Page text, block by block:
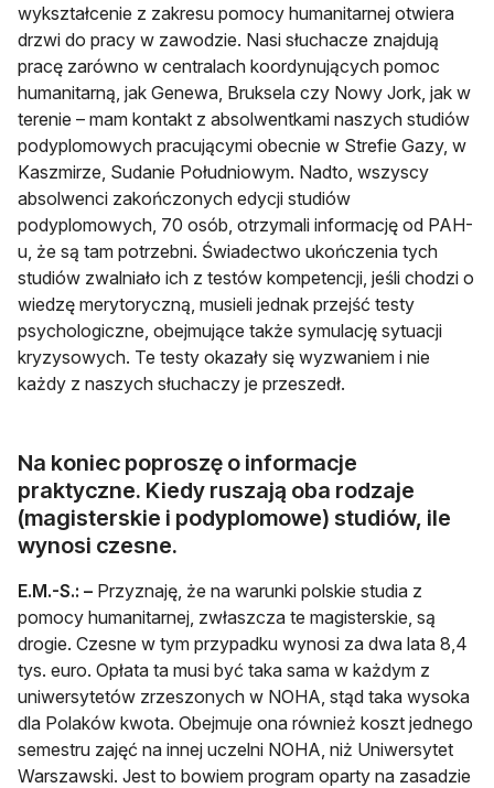
wykształcenie z zakresu pomocy humanitarnej otwiera
drzwi do pracy w zawodzie. Nasi słuchacze znajdują
pracę zarówno w centralach koordynujących pomoc
humanitarną, jak Genewa, Bruksela czy Nowy Jork, jak w
terenie – mam kontakt z absolwentkami naszych studiów
podyplomowych pracującymi obecnie w Strefie Gazy, w
Kaszmirze, Sudanie Południowym. Nadto, wszyscy
absolwenci zakończonych edycji studiów
podyplomowych, 70 osób, otrzymali informację od PAH-
u, że są tam potrzebni. Świadectwo ukończenia tych
studiów zwalniało ich z testów kompetencji, jeśli chodzi o
wiedzę merytoryczną, musieli jednak przejść testy
psychologiczne, obejmujące także symulację sytuacji
kryzysowych. Te testy okazały się wyzwaniem i nie
każdy z naszych słuchaczy je przeszedł.
Na koniec poproszę o informacje
praktyczne. Kiedy ruszają oba rodzaje
(magisterskie i podyplomowe) studiów, ile
wynosi czesne.
E.M.-S.: – Przyznaję, że na warunki polskie studia z
pomocy humanitarnej, zwłaszcza te magisterskie, są
drogie. Czesne w tym przypadku wynosi za dwa lata 8,4
tys. euro. Opłata ta musi być taka sama w każdym z
uniwersytetów zrzeszonych w NOHA, stąd taka wysoka
dla Polaków kwota. Obejmuje ona również koszt jednego
semestru zajęć na innej uczelni NOHA, niż Uniwersytet
Warszawski. Jest to bowiem program oparty na zasadzie